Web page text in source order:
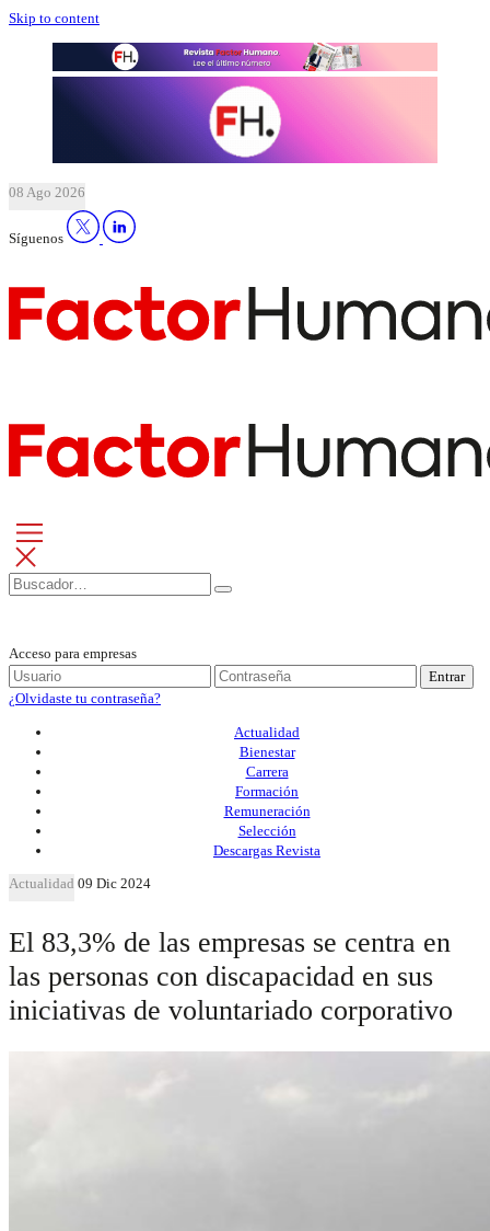
Skip to content
08 Ago 2026
Síguenos
Acceso para empresas
Entrar
¿Olvidaste tu contraseña?
Actualidad
Bienestar
Carrera
Formación
Remuneración
Selección
Descargas Revista
Actualidad 09 Dic 2024
El 83,3% de las empresas se centra en
las personas con discapacidad en sus
iniciativas de voluntariado corporativo